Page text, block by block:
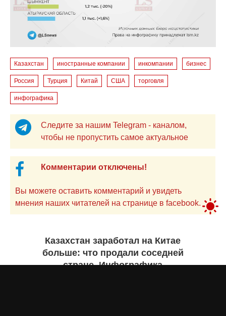
Казахстан иностранные компании инкомпании бизнес
Россия Турция Китай США торговля
инфографика
Следите за нашим Telegram - каналом,
чтобы не пропустить самое актуальное
Комментарии отключены!
Вы можете оставить комментарий и увидеть
мнения наших читателей на странице в facebook.
Казахстан заработал на Китае
больше: что продали соседней
стране. Инфографика